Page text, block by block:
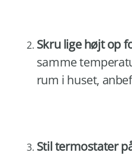
Skru lige højt op
samme
rum i huset,
Stil termostater